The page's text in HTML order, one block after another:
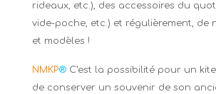
rideaux, etc.), des accessoires du
vide-poche, etc.) et régulièrement, de
et modèles !
NMKP®C'est la possibilité pour un
de conserver un souvenir de son